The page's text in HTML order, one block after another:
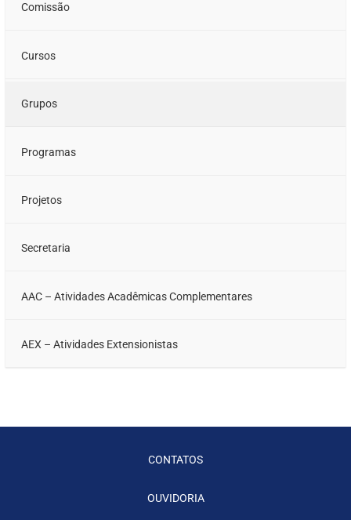
Comissão
Cursos
Grupos
Programas
Projetos
Secretaria
AAC – Atividades Acadêmicas Complementares
AEX – Atividades Extensionistas
CONTATOS
OUVIDORIA